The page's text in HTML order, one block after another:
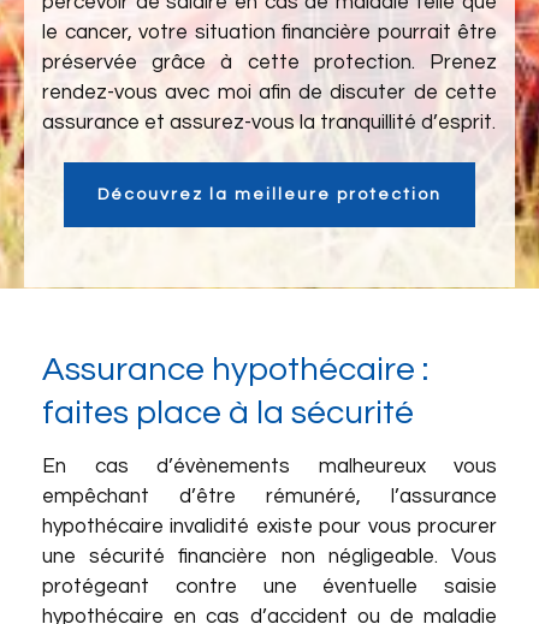
le cancer, votre situation financière pourrait être
préservée grâce à cette protection. Prenez
rendez-vous avec moi afin de discuter de cette
assurance et assurez-vous la tranquillité d’esprit.
Découvrez la meilleure protection
Assurance hypothécaire :
faites place à la sécurité
En cas d’évènements malheureux vous
empêchant d’être rémunéré, l’assurance
hypothécaire invalidité existe pour vous procurer
une sécurité financière non négligeable. Vous
protégeant contre une éventuelle saisie
hypothécaire en cas d’accident ou de maladie